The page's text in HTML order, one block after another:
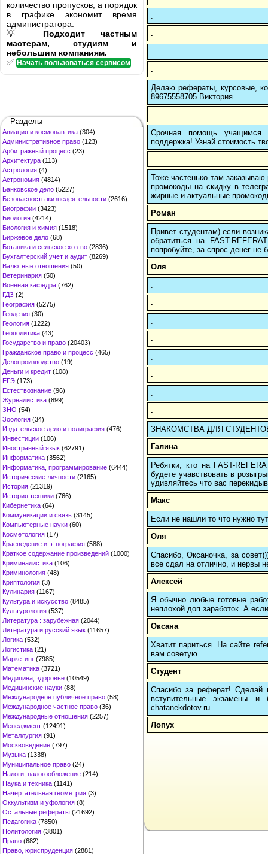
количество пропусков, а порядок
в графике экономит время
администратора.
💡 Подходит частным
мастерам, студиям и
небольшим компаниям.
✅ Начать пользоваться сервисом
Разделы
Авиация и космонавтика (304)
Административное право (123)
Арбитражный процесс (23)
Архитектура (113)
Астрология (4)
Астрономия (4814)
Банковское дело (5227)
Безопасность жизнедеятельности (2616)
Биографии (3423)
Биология (4214)
Биология и химия (1518)
Биржевое дело (68)
Ботаника и сельское хоз-во (2836)
Бухгалтерский учет и аудит (8269)
Валютные отношения (50)
Ветеринария (50)
Военная кафедра (762)
ГДЗ (2)
География (5275)
Геодезия (30)
Геология (1222)
Геополитика (43)
Государство и право (20403)
Гражданское право и процесс (465)
Делопроизводство (19)
Деньги и кредит (108)
ЕГЭ (173)
Естествознание (96)
Журналистика (899)
ЗНО (54)
Зоология (34)
Издательское дело и полиграфия (476)
Инвестиции (106)
Иностранный язык (62791)
Информатика (3562)
Информатика, программирование (6444)
Исторические личности (2165)
История (21319)
История техники (766)
Кибернетика (64)
Коммуникации и связь (3145)
Компьютерные науки (60)
Косметология (17)
Краеведение и этнография (588)
Краткое содержание произведений (1000)
Криминалистика (106)
Криминология (48)
Криптология (3)
Кулинария (1167)
Культура и искусство (8485)
Культурология (537)
Литература : зарубежная (2044)
Литература и русский язык (11657)
Логика (532)
Логистика (21)
Маркетинг (7985)
Математика (3721)
Медицина, здоровье (10549)
Медицинские науки (88)
Международное публичное право (58)
Международное частное право (36)
Международные отношения (2257)
Менеджмент (12491)
Металлургия (91)
Москвоведение (797)
Музыка (1338)
Муниципальное право (24)
Налоги, налогообложение (214)
Наука и техника (1141)
Начертательная геометрия (3)
Оккультизм и уфология (8)
Остальные рефераты (21692)
Педагогика (7850)
Политология (3801)
Право (682)
Право, юриспруденция (2881)
.
.
Делаю рефераты, курсовые,
89675558705 Виктория.
Срочная помощь учащимся в
поддержка! Узнай стоимость
Тоже частенько там
промокоды на скидку в
жирные и актуальные
Роман
Привет студентам) если
обратиться на FAST-
попробуйте, за спрос денег не
Оля
.
.
.
.
ЗНАКОМСТВА ДЛЯ
Галина
Ребятки, кто на FAST-
будете учавствовать в
удивляйтесь что вас
Макс
Если не нашли то что нужно
Оля
Спасибо, Оксаночка, за
все сдал на отлично, и нервы
Алексей
Я обычно любые готовые
неплохой доп.заработок. А
Оксана
Хватит париться. На сайте
вам советую.
Студент
Спасибо за реферат! Сделай
вступительные экзамены
chatanekdotov.ru
Лопух